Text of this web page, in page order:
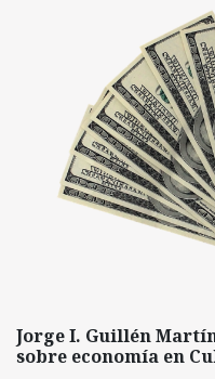
Jorge I. Guillén
sobre economía en